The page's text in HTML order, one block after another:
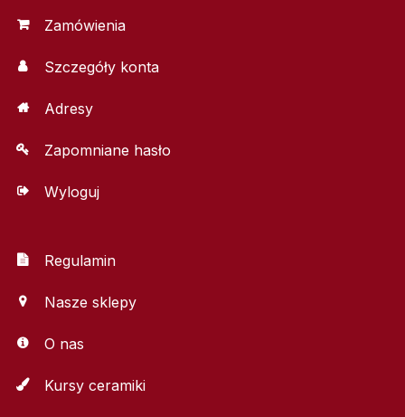
Zamówienia
Szczegóły konta
Adresy
Zapomniane hasło
Wyloguj
Regulamin
Nasze sklepy
O nas
Kursy ceramiki